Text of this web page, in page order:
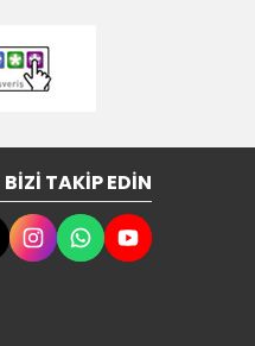
BIZI TAKIP EDIN